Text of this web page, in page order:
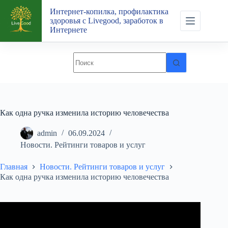
Перейти
сути
Интернет-копилка, профилактика
здоровья с Livegood, заработок в
Интернете
Как одна ручка изменила историю человечества
admin
06.09.2024
Новости. Рейтинги товаров и услуг
Главная
Новости. Рейтинги товаров и услуг
Как одна ручка изменила историю человечества